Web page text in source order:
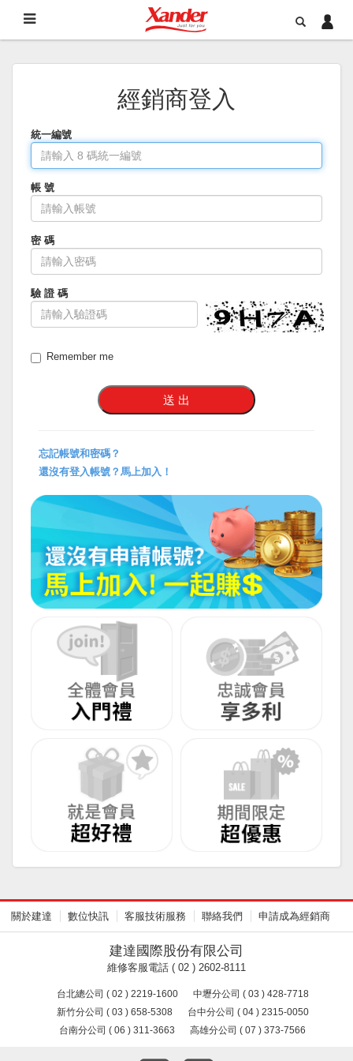
經銷商登入
統一編號
帳 號
密 碼
驗 證 碼
Remember me
忘記帳號和密碼？
還沒有登入帳號？馬上加入！
關於建達 數位快訊 客服技術服務 聯絡我們 申請成為經銷商
建達國際股份有限公司
維修客服電話 ( 02 ) 2602-8111
台北總公司 ( 02 ) 2219-1600
中壢分公司 ( 03 ) 428-7718
新竹分公司 ( 03 ) 658-5308
台中分公司 ( 04 ) 2315-0050
台南分公司 ( 06 ) 311-3663
高雄分公司 ( 07 ) 373-7566